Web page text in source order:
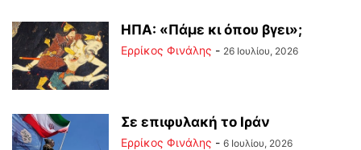
ΗΠΑ: «Πάμε κι όπου βγει»;
Ερρίκος Φινάλης - 26 Ιουλίου, 2026
Σε επιφυλακή το Ιράν
Ερρίκος Φινάλης - 6 Ιουλίου, 2026